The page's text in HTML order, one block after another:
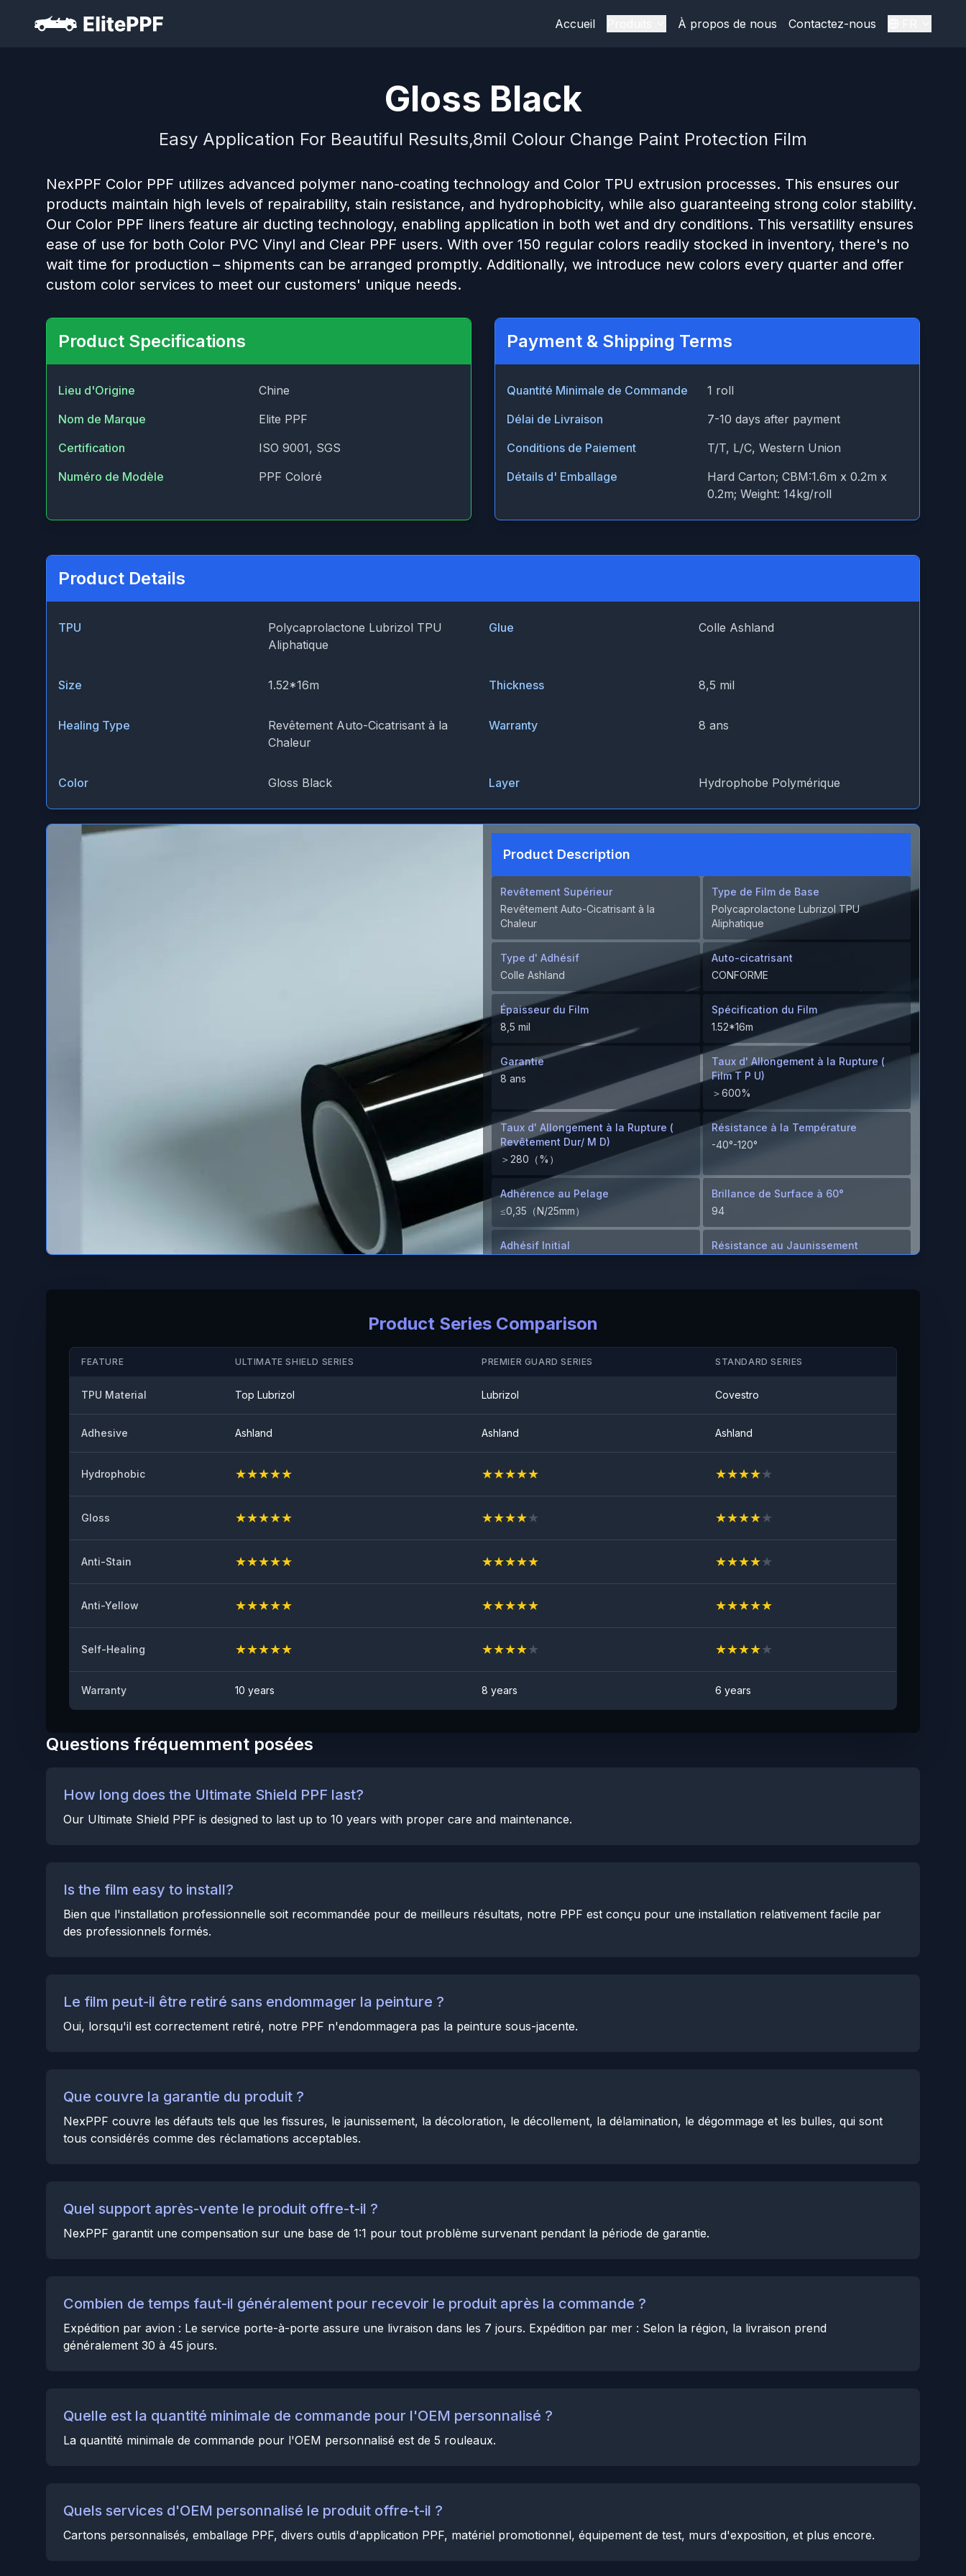
Accueil À propos de nous Contactez-nous
Gloss Black
Easy Application For Beautiful Results,8mil Colour Change Paint Protection Film
NexPPF Color PPF utilizes advanced polymer nano-coating technology and Color TPU extrusion processes. This ensures our
products maintain high levels of repairability, stain resistance, and hydrophobicity, while also guaranteeing strong color stability.
Our Color PPF liners feature air ducting technology, enabling application in both wet and dry conditions. This versatility ensures
ease of use for both Color PVC Vinyl and Clear PPF users. With over 150 regular colors readily stocked in inventory, there's no
wait time for production – shipments can be arranged promptly. Additionally, we introduce new colors every quarter and offer
custom color services to meet our customers' unique needs.
Product Specifications
Lieu d'Origine
Chine
Nom de Marque
Elite PPF
Certification
ISO 9001, SGS
Numéro de Modèle
PPF Coloré
Payment & Shipping Terms
Quantité Minimale de Commande
1 roll
Délai de Livraison
7-10 days after payment
Conditions de Paiement
T/T, L/C, Western Union
Détails d' Emballage
Hard Carton; CBM:1.6m x 0.2m x
0.2m; Weight: 14kg/roll
Product Details
TPU
Polycaprolactone Lubrizol TPU
Aliphatique
Glue Colle Ashland
Size 1.52*16m Thickness 8,5 mil
Healing Type
Revêtement Auto-Cicatrisant à la
Chaleur
Warranty 8 ans
Color Gloss Black Layer Hydrophobe Polymérique
Product Description
Revêtement Supérieur
Revêtement Auto-Cicatrisant à la
Chaleur
Type de Film de Base
Polycaprolactone Lubrizol TPU
Aliphatique
Type d' Adhésif
Colle Ashland
Auto-cicatrisant
CONFORME
Épaisseur du Film
8,5 mil
Spécification du Film
1.52*16m
Garantie
8 ans
Taux d' Allongement à la Rupture (
Film T P U)
＞600%
Taux d' Allongement à la Rupture (
Revêtement Dur/ M D)
＞280（%）
Résistance à la Température
-40°-120°
Adhérence au Pelage
≤0,35（N/25mm）
Brillance de Surface à 60°
94
Adhésif Initial
Résistance au Jaunissement
Product Series Comparison
FEATURE ULTIMATE SHIELD SERIES PREMIER GUARD SERIES STANDARD SERIES
TPU Material Top Lubrizol Lubrizol Covestro
Adhesive Ashland Ashland Ashland
Hydrophobic ★★★★★ ★★★★★ ★★★★★
Gloss ★★★★★ ★★★★★ ★★★★★
Anti-Stain ★★★★★ ★★★★★ ★★★★★
Anti-Yellow ★★★★★ ★★★★★ ★★★★★
Self-Healing ★★★★★ ★★★★★ ★★★★★
Warranty 10 years 8 years 6 years
Questions fréquemment posées
How long does the Ultimate Shield PPF last?
Our Ultimate Shield PPF is designed to last up to 10 years with proper care and maintenance.
Is the film easy to install?
Bien que l'installation professionnelle soit recommandée pour de meilleurs résultats, notre PPF est conçu pour une installation relativement facile par
des professionnels formés.
Le film peut-il être retiré sans endommager la peinture ?
Oui, lorsqu'il est correctement retiré, notre PPF n'endommagera pas la peinture sous-jacente.
Que couvre la garantie du produit ?
NexPPF couvre les défauts tels que les fissures, le jaunissement, la décoloration, le décollement, la délamination, le dégommage et les bulles, qui sont
tous considérés comme des réclamations acceptables.
Quel support après-vente le produit offre-t-il ?
NexPPF garantit une compensation sur une base de 1:1 pour tout problème survenant pendant la période de garantie.
Combien de temps faut-il généralement pour recevoir le produit après la commande ?
Expédition par avion : Le service porte-à-porte assure une livraison dans les 7 jours. Expédition par mer : Selon la région, la livraison prend
généralement 30 à 45 jours.
Quelle est la quantité minimale de commande pour l'OEM personnalisé ?
La quantité minimale de commande pour l'OEM personnalisé est de 5 rouleaux.
Quels services d'OEM personnalisé le produit offre-t-il ?
Cartons personnalisés, emballage PPF, divers outils d'application PPF, matériel promotionnel, équipement de test, murs d'exposition, et plus encore.